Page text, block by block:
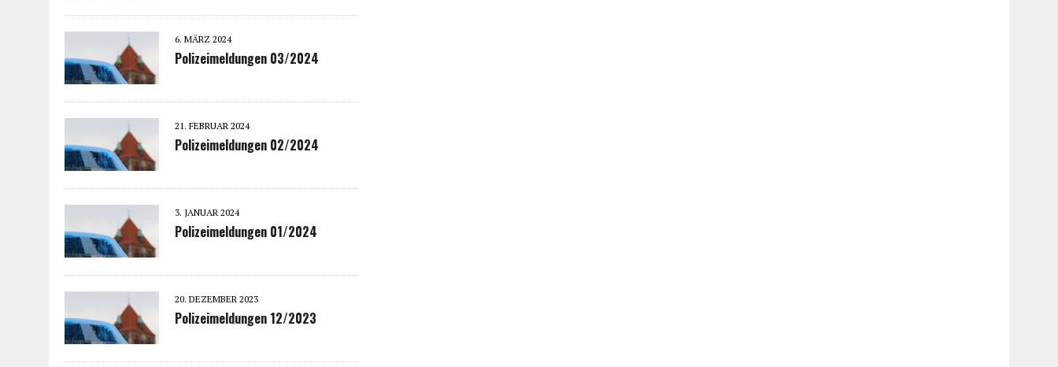
6. MÄRZ 2024
Polizeimeldungen 03/2024
21. FEBRUAR 2024
Polizeimeldungen 02/2024
3. JANUAR 2024
Polizeimeldungen 01/2024
20. DEZEMBER 2023
Polizeimeldungen 12/2023